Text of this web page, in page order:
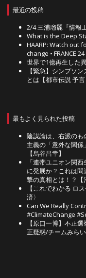
最近の投稿
2/4 三浦瑠麗『情報
What is the Deep
HAARP: Watch out
change • FRANCE
世界で1億再生した
【緊急】シンプソ
とは【都市伝説 予言
最もよく見られた投稿
陰謀論は、右派の
主義の「意外な関係
【烏谷昌幸】
「連帯ユニオン関
に発展か？これは
撃の真相とは！？【
【これでわかる ロ
済〉
Can We Really
#ClimateChange
【原口一博】不正
正疑惑/チームみら